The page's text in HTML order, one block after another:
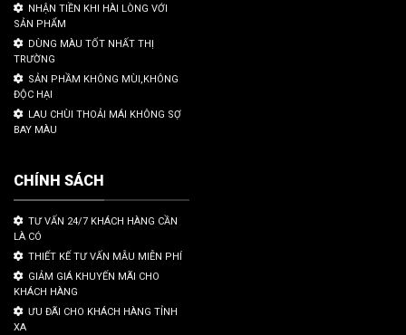
NHẬN TIỀN KHI HÀI LÒNG VỚI
SẢN PHẨM
DÙNG MÀU TỐT NHẤT THỊ
TRƯỜNG
SẢN PHẦM KHÔNG MÙI,KHÔNG
ĐỘC HẠI
LAU CHÙI THOẢI MÁI KHÔNG SỢ
BAY MÀU
CHÍNH SÁCH
TƯ VẤN 24/7 KHÁCH HÀNG CẦN
LÀ CÓ
THIẾT KẾ TƯ VẤN MẪU MIỄN PHÍ
GIẢM GIÁ KHUYẾN MÃI CHO
KHÁCH HÀNG
ƯU ĐÃI CHO KHÁCH HÀNG TỈNH
XA